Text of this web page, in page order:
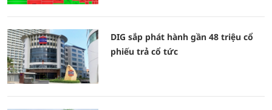
DIG sắp phát hành gần 48 triệu cổ
phiếu trả cổ tức